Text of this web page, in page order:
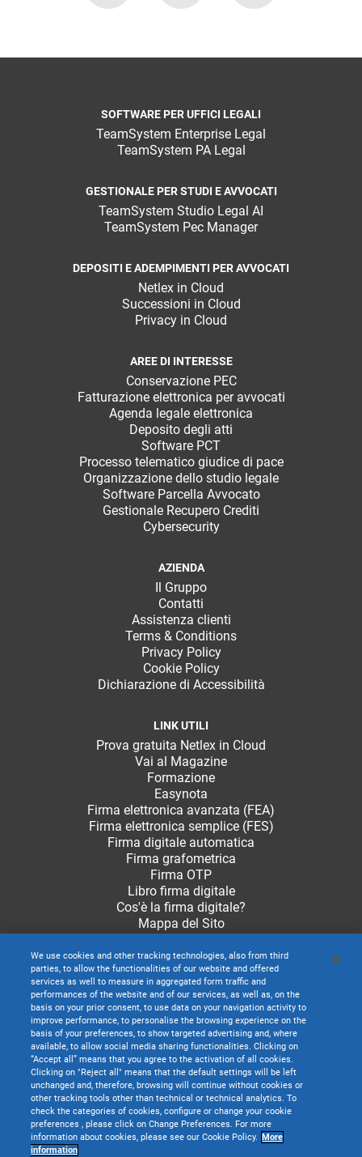
SOFTWARE PER UFFICI LEGALI
TeamSystem Enterprise Legal
TeamSystem PA Legal
GESTIONALE PER STUDI E AVVOCATI
TeamSystem Studio Legal AI
TeamSystem Pec Manager
DEPOSITI E ADEMPIMENTI PER AVVOCATI
Netlex in Cloud
Successioni in Cloud
Privacy in Cloud
AREE DI INTERESSE
Conservazione PEC
Fatturazione elettronica per avvocati
Agenda legale elettronica
Deposito degli atti
Software PCT
Processo telematico giudice di pace
Organizzazione dello studio legale
Software Parcella Avvocato
Gestionale Recupero Crediti
Cybersecurity
AZIENDA
Il Gruppo
Contatti
Assistenza clienti
Terms & Conditions
Privacy Policy
Cookie Policy
Dichiarazione di Accessibilità
LINK UTILI
Prova gratuita Netlex in Cloud
Vai al Magazine
Formazione
Easynota
Firma elettronica avanzata (FEA)
Firma elettronica semplice (FES)
Firma digitale automatica
Firma grafometrica
Firma OTP
Libro firma digitale
Cos'è la firma digitale?
Mappa del Sito
TeamSystem S.p.A. società con socio unico soggetta all’attività di direzione e
coordinamento di TeamSystem Holdco S.p.A. - Cap. Soc. € 24.000.000 I.v. -
We use cookies and other tracking technologies, also from third
parties, to allow the functionalities of our website and offered
services as well to measure in aggregated form traffic and
performances of the website and of our services, as well as, on the
basis on your prior consent, to use data on your navigation activity to
improve performance, to personalise the browsing experience on the
basis of your preferences, to show targeted advertising and, where
available, to allow social media sharing functionalities. Clicking on
“Accept all” means that you agree to the activation of all cookies.
Clicking on "Reject all" means that the default settings will be left
unchanged and, therefore, browsing will continue without cookies or
other tracking tools other than technical or technical analytics. To
check the categories of cookies, configure or change your cookie
preferences , please click on Change Preferences. For more
information about cookies, please see our Cookie Policy. More
information